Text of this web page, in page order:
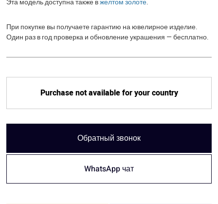
Эта модель доступна также вжелтом золоте.
При покупке вы получаете гарантию на ювелирное изделие.
Один раз в год проверка и обновление украшения — бесплатно.
Purchase not available for your country
Обратный звонок
WhatsApp чат